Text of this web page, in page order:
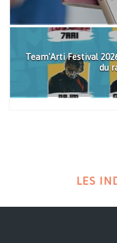
Team'Arti Festival
du
LES